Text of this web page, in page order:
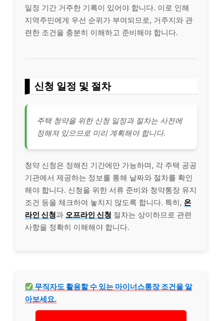
일정 기간 거주한 기록이 있어야 합니다. 이로 인해
지역주민에게 우선 순위가 부여되므로, 거주지와 관
련한 조건을 충분히 이해하고 준비해야 합니다.
신청 일정 및 절차
주택 청약을 위한 신청 일정과 절차는 사전에
정해져 있으므로 미리 계획해야 합니다.
청약 신청은 정해진 기간에만 가능하며, 각 주택 공공
기관에서 제공하는 정보를 통해 날짜와 절차를 확인
해야 합니다. 신청을 위한 서류 준비와 청약통장 유지
조건 등을 체크하여 놓치지 않도록 합니다. 특히, 온
라인 신청과 오프라인 신청 절차는 상이하므로 관련
사항을 정확히 이해해야 합니다.
무직자도 활용할 수 있는 마이너스통장 조건을 알
아보세요.